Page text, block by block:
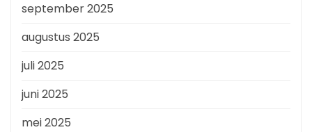
september 2025
augustus 2025
juli 2025
juni 2025
mei 2025